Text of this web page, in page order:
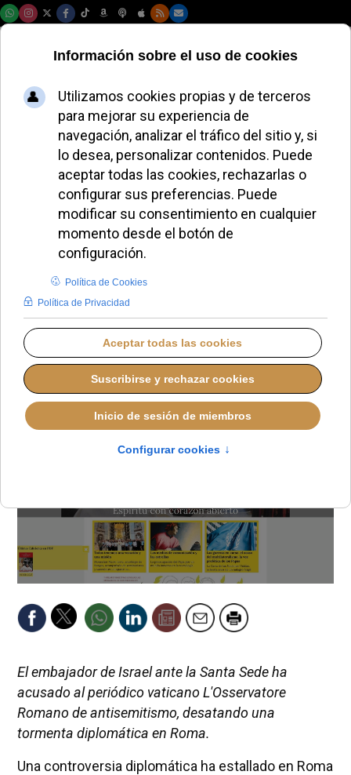
El embajador israelí
acusa de
antisemitismo al
diario vaticano
L'Osservatore
Romano
REDACCIÓN IGLESIA HOY MIÉRCOLES, 20 AGOSTO 2025 08:45
El embajador de Israel ante la Santa Sede ha
acusado al periódico vaticano L'Osservatore
Romano de antisemitismo, desatando una
tormenta diplomática en Roma.
Una controversia diplomática ha estallado en Roma